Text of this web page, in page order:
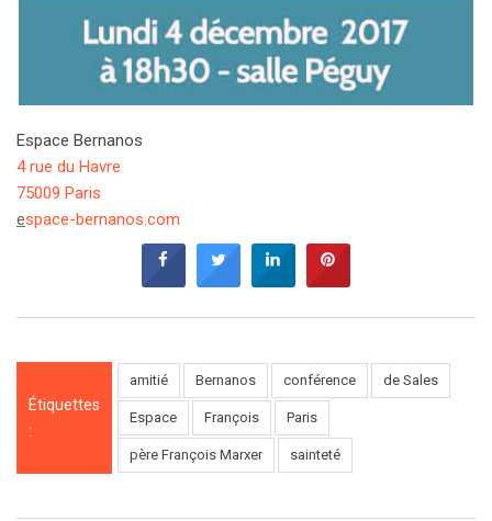
Espace Bernanos
4 rue du Havre
75009 Paris
espace-bernanos.com
Étiquettes
:
amitié Bernanos conférence de Sales
Espace François Paris
père François Marxer sainteté